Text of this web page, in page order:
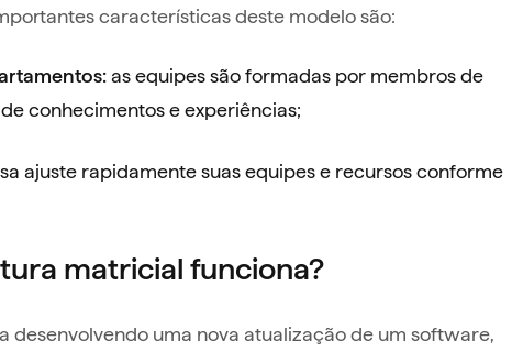
características deste modelo são:
as equipes são formadas por membros de
conhecimentos e experiências;
ajuste rapidamente suas equipes e recursos conforme
matricial funciona?
desenvolvendo uma nova atualização de um software,